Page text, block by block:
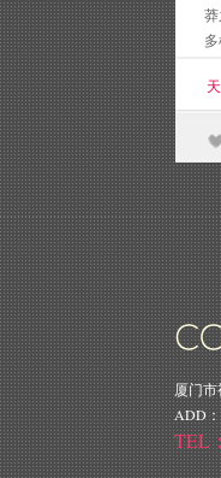
厦门
ADD
TEL